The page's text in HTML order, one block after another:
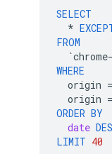
SELECT
*
FROM
`chrome-
WHERE
origin =
origin =
ORDER BY
date
LIMIT 40